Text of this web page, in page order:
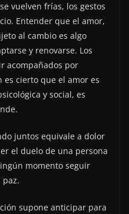
vuelven frías, los gestos
Entender que el amor,
al cambio es algo
y renovarse. Los
acompañados por
es cierto que el amor es
y social, es
juntos equivale a dolor
el duelo de una persona
momento seguir
supone anticipar para